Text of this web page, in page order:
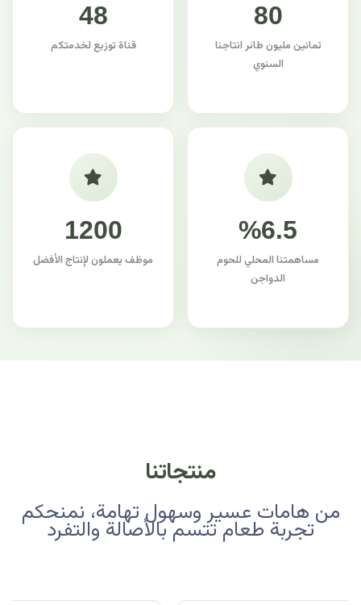
80
ثمانين مليون طائر انتاجنا
السنوي
48
قناة توزيع لخدمتكم
%6.5
مساهمتنا المحلي للحوم
الدواجن
1200
موظف يعملون لإنتاج الأفضل
منتجاتنا
من هامات عسير وسهول تهامة، نمنحكم
تجربة طعام تتسم بالأصالة والتفرد